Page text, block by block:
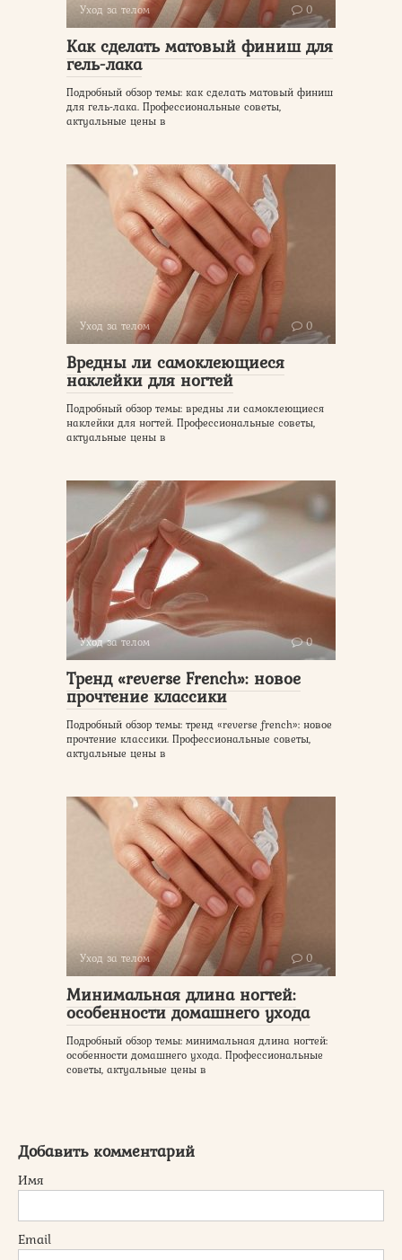
Уход за телом 0
Как сделать матовый финиш для
гель-лака
Подробный обзор темы: как сделать матовый финиш
для гель-лака. Профессиональные советы,
актуальные цены в
Уход за телом 0
Вредны ли самоклеющиеся
наклейки для ногтей
Подробный обзор темы: вредны ли самоклеющиеся
наклейки для ногтей. Профессиональные советы,
актуальные цены в
Уход за телом 0
Тренд «reverse French»: новое
прочтение классики
Подробный обзор темы: тренд «reverse french»: новое
прочтение классики. Профессиональные советы,
актуальные цены в
Уход за телом 0
Минимальная длина ногтей:
особенности домашнего ухода
Подробный обзор темы: минимальная длина ногтей:
особенности домашнего ухода. Профессиональные
советы, актуальные цены в
Добавить комментарий
Имя
Email